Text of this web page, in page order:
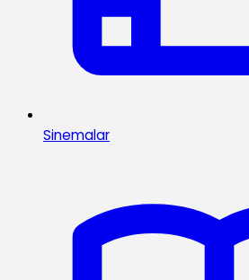
Sinemalar